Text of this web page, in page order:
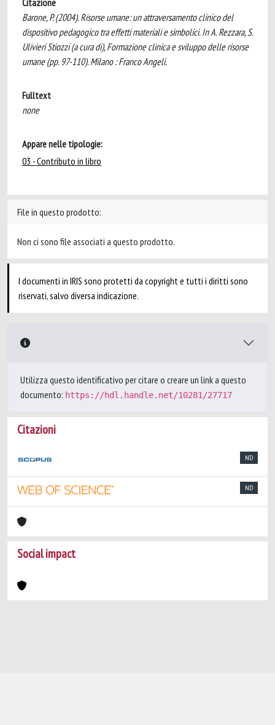
Citazione
Barone, P. (2004). Risorse umane: un attraversamento clinico del
dispositivo pedagogico tra effetti materiali e simbolici. In A. Rezzara, S.
Ulivieri Stiozzi (a cura di), Formazione clinica e sviluppo delle risorse
umane (pp. 97-110). Milano : Franco Angeli.
Fulltext
none
Appare nelle tipologie:
03 - Contributo in libro
File in questo prodotto:
Non ci sono file associati a questo prodotto.
I documenti in IRIS sono protetti da copyright e tutti i diritti sono
riservati, salvo diversa indicazione.
Utilizza questo identificativo per citare o creare un link a questo
documento: https://hdl.handle.net/10281/27717
Citazioni
ND
ND
Social impact